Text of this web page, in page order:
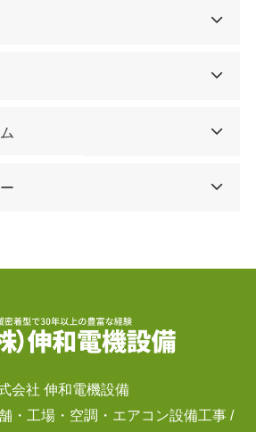
会社 伸和電機設備
・工場・空調・エアコン設備工事 /